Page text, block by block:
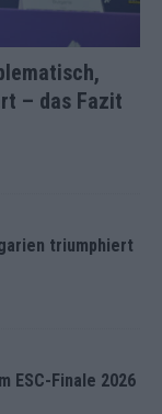
– das Fazit
triumphiert
ESC-Finale 2026